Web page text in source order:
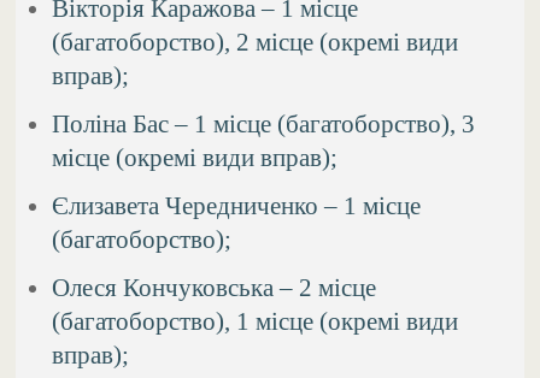
Вікторія Каражова – 1 місце
(багатоборство), 2 місце (окремі види
вправ);
Поліна Бас – 1 місце (багатоборство), 3
місце (окремі види вправ);
Єлизавета Чередниченко – 1 місце
(багатоборство);
Олеся Кончуковська – 2 місце
(багатоборство), 1 місце (окремі види
вправ);